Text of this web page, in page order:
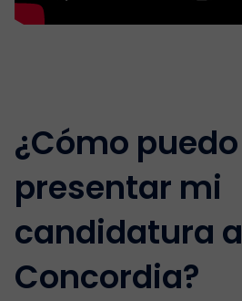
¿Cómo puedo
presentar mi
candidatura a
Concordia?